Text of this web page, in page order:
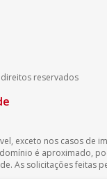
reservados
exceto nos casos de
é aproximado,
As solicitações feitas